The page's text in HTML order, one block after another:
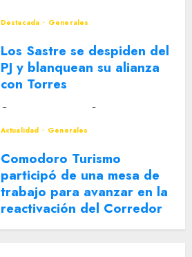
Destacada Generales
Los Sastre se despiden del
PJ y blanquean su alianza
con Torres
Actualidad
Generales
Comodoro Turismo
participó de una mesa de
trabajo para avanzar en la
reactivación del Corredor
Turístico Integrado